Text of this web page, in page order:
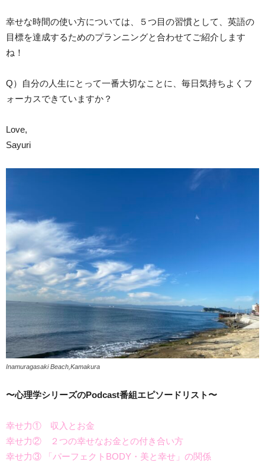
幸せな時間の使い方については、５つ目の習慣として、英語の
目標を達成するためのプランニングと合わせてご紹介します
ね！
Q）自分の人生にとって一番大切なことに、毎日気持ちよくフ
ォーカスできていますか？
Love,
Sayuri
Inamuragasaki Beach,Kamakura
〜心理学シリーズのPodcast番組エピソードリスト〜
幸せ力① 収入とお金
幸せ力② ２つの幸せなお金との付き合い方
幸せ力③ 「パーフェクトBODY・美と幸せ」の関係